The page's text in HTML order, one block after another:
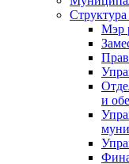
Мэр
и